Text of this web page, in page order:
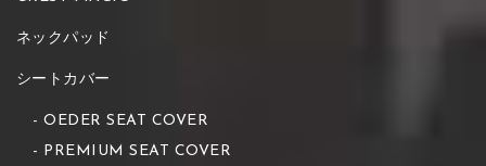
ネックパッド
シートカバー
OEDER SEAT COVER
PREMIUM SEAT COVER